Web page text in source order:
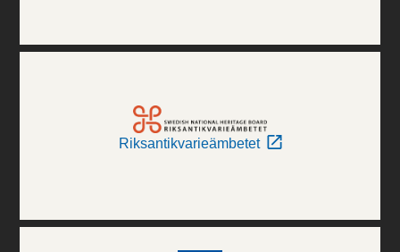
Riksantikvarieämbetet